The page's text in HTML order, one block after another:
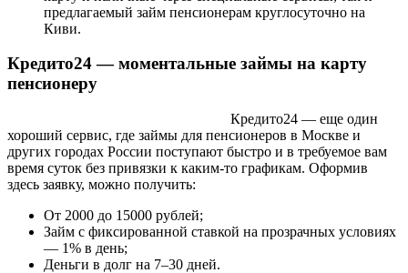
предлагаемый займ пенсионерам круглосуточно на
Киви.
Кредито24 — моментальные займы на карту
пенсионеру
Кредито24 — еще один
хороший сервис, где займы для пенсионеров в Москве и
других городах России поступают быстро и в требуемое вам
время суток без привязки к каким-то графикам. Оформив
здесь заявку, можно получить:
От 2000 до 15000 рублей;
Займ с фиксированной ставкой на прозрачных условиях
— 1% в день;
Деньги в долг на 7–30 дней.